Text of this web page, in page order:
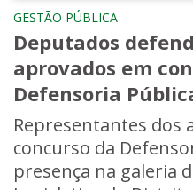
GESTÃO PÚBLICA
Deputados
aprovados em
Defensoria
Representantes dos
concurso da
presença na galeria